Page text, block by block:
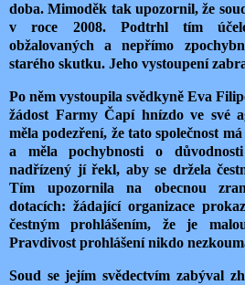
doba. Mimoděk tak upozornil, že
v roce 2008. Podtrhl tím
obžalovaných a nepřímo
starého skutku. Jeho vystoupení
Po něm vystoupila svědkyně Eva
žádost Farmy Čapí hnízdo ve své
měla podezření, že tato společnost
a měla pochybnosti o
nadřízený jí řekl, aby se držela
Tím upozornila na obecnou
dotacích: žádající organizace
čestným prohlášením, že je
Pravdivost prohlášení nikdo
Soud se jejím svědectvím zabýval